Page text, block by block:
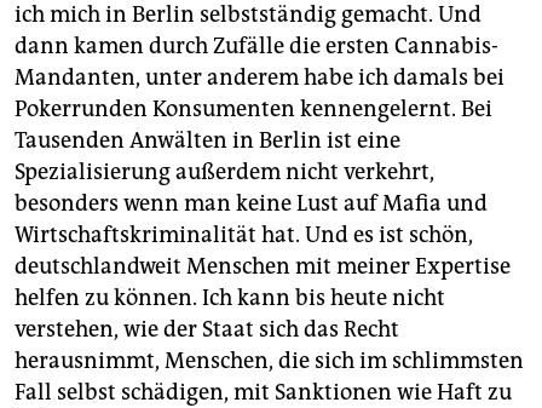
ich mich in Berlin selbstständig gemacht. Und
dann kamen durch Zufälle die ersten Cannabis-
Mandanten, unter anderem habe ich damals bei
Pokerrunden Konsumenten kennengelernt. Bei
Tausenden Anwälten in Berlin ist eine
Spezialisierung außerdem nicht verkehrt,
besonders wenn man keine Lust auf Mafia und
Wirtschaftskriminalität hat. Und es ist schön,
deutschlandweit Menschen mit meiner Expertise
helfen zu können. Ich kann bis heute nicht
verstehen, wie der Staat sich das Recht
herausnimmt, Menschen, die sich im schlimmsten
Fall selbst schädigen, mit Sanktionen wie Haft zu